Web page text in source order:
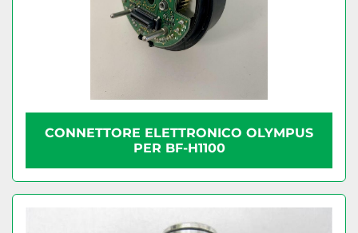
CONNETTORE ELETTRONICO OLYMPUS
PER BF-H1100